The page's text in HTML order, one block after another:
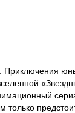
Приключения
только